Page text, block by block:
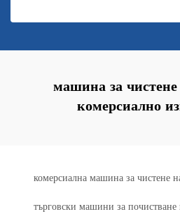
машина за чистене
комерсиално
комерсиална машина за чистене
търговски машини за почистване